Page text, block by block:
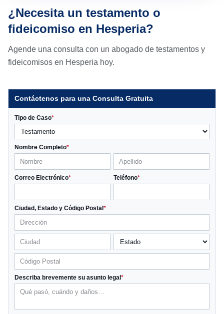
¿Necesita un testamento o
fideicomiso en Hesperia?
Agende una consulta con un abogado de testamentos y
fideicomisos en Hesperia hoy.
Contáctenos para una Consulta Gratuita
Tipo de Caso*
Nombre Completo*
Correo Electrónico* Teléfono*
Ciudad, Estado y Código Postal*
Describa brevemente su asunto legal*